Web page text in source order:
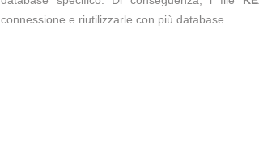
connessione e riutilizzarle con più database.